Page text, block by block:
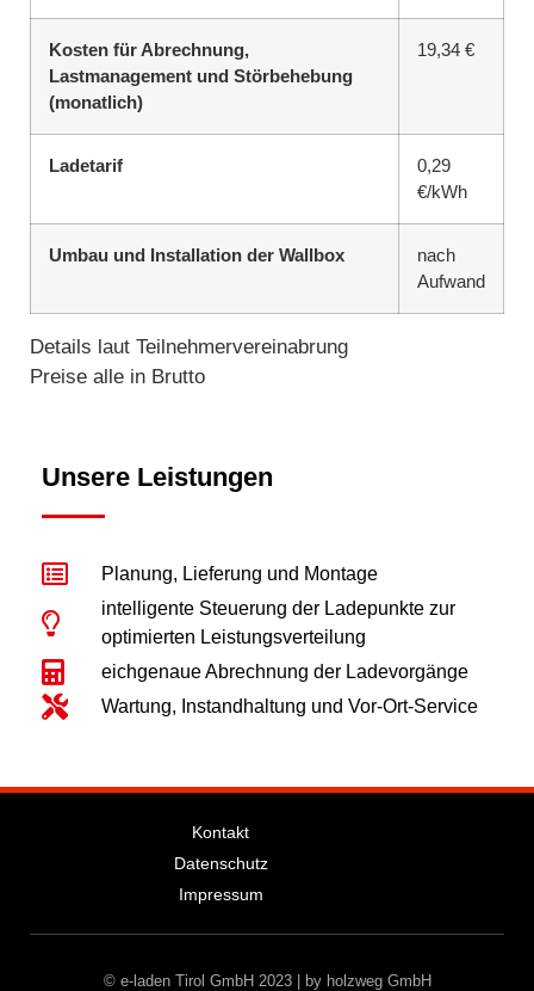
Kosten für Abrechnung,
Lastmanagement und Störbehebung
(monatlich)
19,34 €
Ladetarif
0,29
€/kWh
Umbau und Installation der Wallbox
nach
Aufwand
Details laut Teilnehmervereinabrung
Preise alle in Brutto
Unsere Leistungen
Planung, Lieferung und Montage
intelligente Steuerung der Ladepunkte zur
optimierten Leistungsverteilung
eichgenaue Abrechnung der Ladevorgänge
Wartung, Instandhaltung und Vor-Ort-Service
Kontakt
Datenschutz
Impressum
© e-laden Tirol GmbH 2023 | by holzweg GmbH